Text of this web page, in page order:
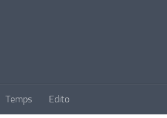
Temps Edito